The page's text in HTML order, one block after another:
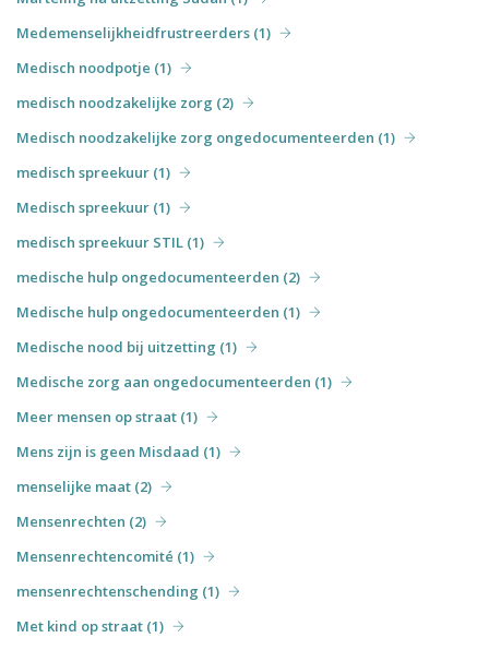
Medemenselijkheidfrustreerders (1)
Medisch noodpotje (1)
medisch noodzakelijke zorg (2)
Medisch noodzakelijke zorg ongedocumenteerden (1)
medisch spreekuur (1)
Medisch spreekuur (1)
medisch spreekuur STIL (1)
medische hulp ongedocumenteerden (2)
Medische hulp ongedocumenteerden (1)
Medische nood bij uitzetting (1)
Medische zorg aan ongedocumenteerden (1)
Meer mensen op straat (1)
Mens zijn is geen Misdaad (1)
menselijke maat (2)
Mensenrechten (2)
Mensenrechtencomité (1)
mensenrechtenschending (1)
Met kind op straat (1)